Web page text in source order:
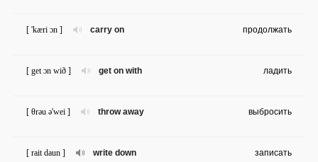
carry on
[ 'kæri ɔn ] продолжать
get on with
[ get ɔn wið ] ладить
throw away
[ θrəu ə'wei ] выбросить
write down
[ rait daun ] записать